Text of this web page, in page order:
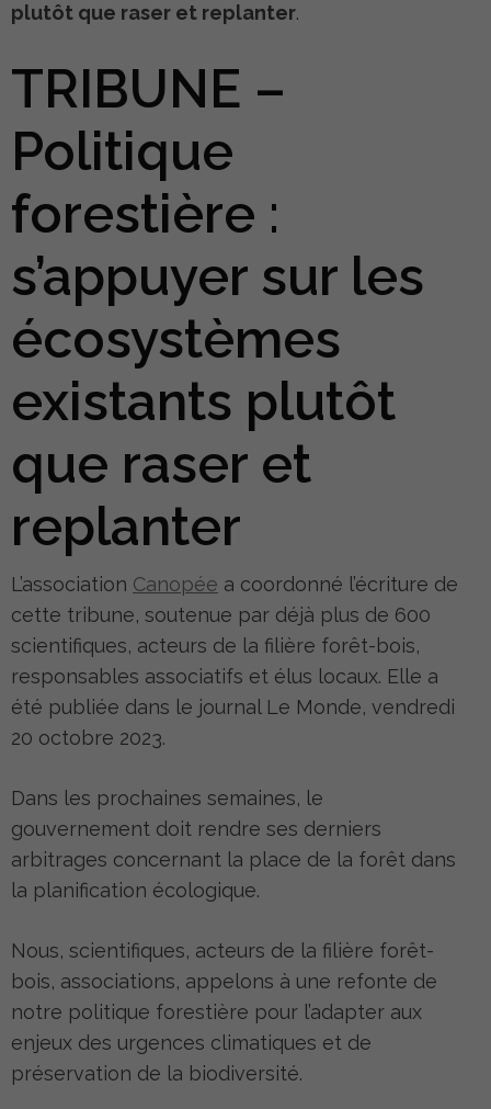
plutôt que raser et replanter.
TRIBUNE –
Politique
forestière :
s’appuyer sur les
écosystèmes
existants plutôt
que raser et
replanter
L’association Canopée a coordonné l’écriture de
cette tribune, soutenue par déjà plus de 600
scientifiques, acteurs de la filière forêt-bois,
responsables associatifs et élus locaux. Elle a
été publiée dans le journal Le Monde, vendredi
20 octobre 2023.
Dans les prochaines semaines, le
gouvernement doit rendre ses derniers
arbitrages concernant la place de la forêt dans
la planification écologique.
Nous, scientifiques, acteurs de la filière forêt-
bois, associations, appelons à une refonte de
notre politique forestière pour l’adapter aux
enjeux des urgences climatiques et de
préservation de la biodiversité.